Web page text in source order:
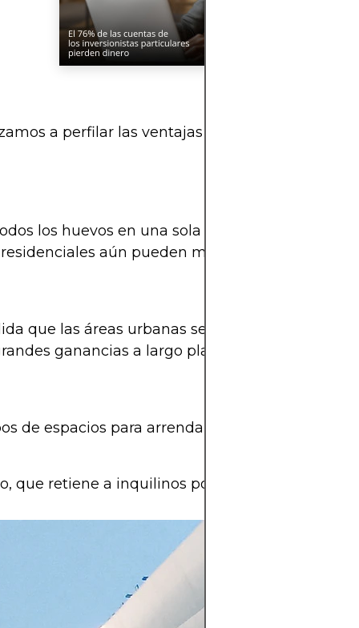
a perfilar las ventajas para los
los huevos en una sola canasta. Con
aún pueden mantenerte a flote.
que las áreas urbanas se densifican, estas
ganancias a largo plazo.
de espacios para arrendar, tienes la
que retiene a inquilinos por más tiempo.